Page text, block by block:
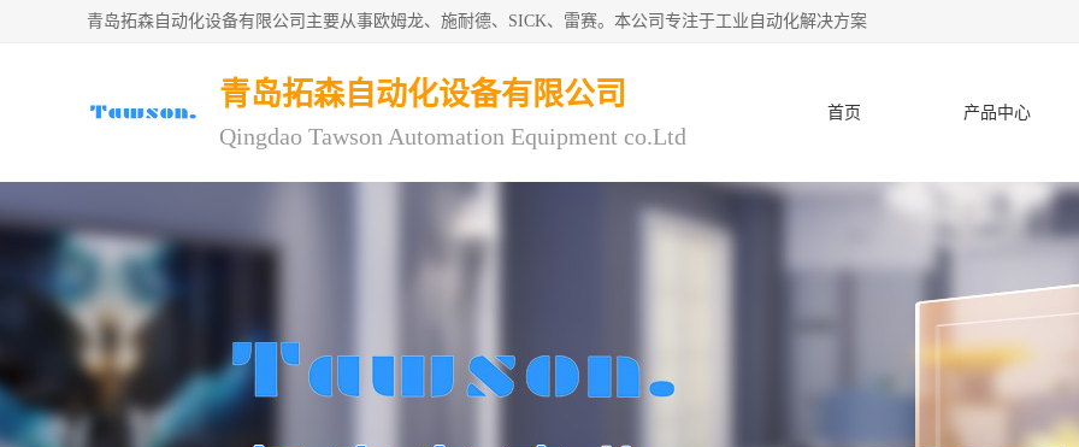
青岛拓森自动化设备有限公司主要从事欧姆龙、施耐德、SICK、雷赛。本公司专注于工业自动化解决方案
青岛拓森自动化设备有限公司
Qingdao Tawson Automation Equipment co.Ltd
首页 产品中心